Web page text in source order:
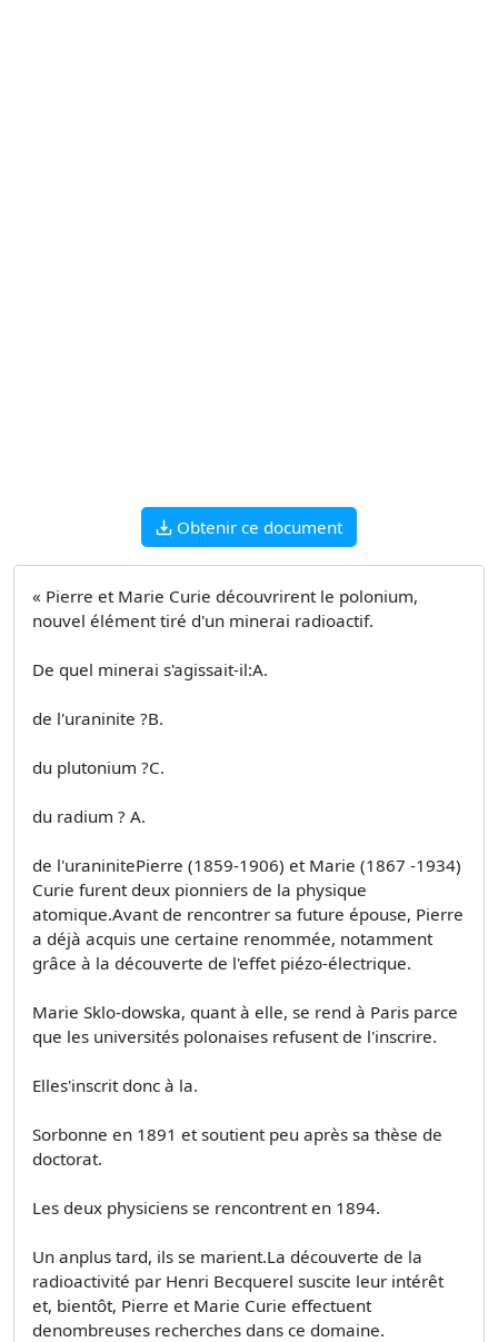
Obtenir ce document
« Pierre et Marie Curie découvrirent le polonium,
nouvel élément tiré d'un minerai radioactif.
De quel minerai s'agissait-il:A.
de l'uraninite ?B.
du plutonium ?C.
du radium ? A.
de l'uraninitePierre (1859-1906) et Marie (1867 -1934)
Curie furent deux pionniers de la physique
atomique.Avant de rencontrer sa future épouse, Pierre
a déjà acquis une certaine renommée, notamment
grâce à la découverte de l'effet piézo-électrique.
Marie Sklo-dowska, quant à elle, se rend à Paris parce
que les universités polonaises refusent de l'inscrire.
Elles'inscrit donc à la.
Sorbonne en 1891 et soutient peu après sa thèse de
doctorat.
Les deux physiciens se rencontrent en 1894.
Un anplus tard, ils se marient.La découverte de la
radioactivité par Henri Becquerel suscite leur intérêt
et, bientôt, Pierre et Marie Curie effectuent
denombreuses recherches dans ce domaine.